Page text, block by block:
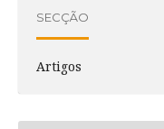
SECÇÃO
Artigos